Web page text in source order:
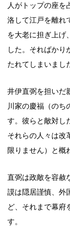
人がトップの座を
洛して江戸を離れ
を大老に担ぎ上げ
した。そればかり
たれてしまいまし
井伊直弼を担いだ
川家の慶福（のち
す。彼らと敵対し
それらの人々は改
限りません）と概
直弼は政敵を容赦
謨は隠居謹慎、外
ど、それまで幕府
す。